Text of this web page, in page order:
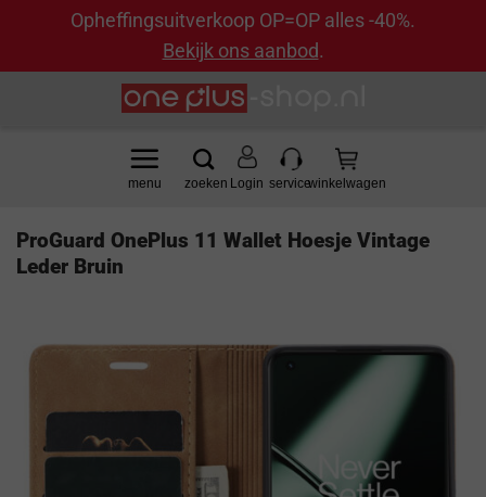
Opheffingsuitverkoop OP=OP alles -40%.
Bekijk ons aanbod.
Login
ProGuard OnePlus 11 Wallet Hoesje Vintage
Leder Bruin